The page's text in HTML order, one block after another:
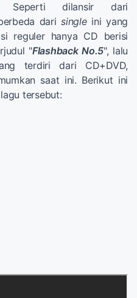
dilansir dari
darisingleini yang
reguler hanya CD berisi
"Flashback No.5", lalu
terdiri dari CD+DVD,
saat ini. Berikut ini
tersebut: